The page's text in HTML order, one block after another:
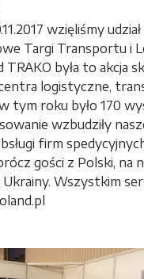
wzięliśmy
Targi Transportu i
TRAKO była to akcja
logistyczne,
tym roku było 170
wzbudziły
firm
gości z Polski, na
Wszystkim